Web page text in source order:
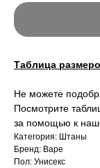
Таблица
Не можете
Посмотрите
за помощью к
Категория: Штаны
Бренд: Bape
Пол: Унисекс